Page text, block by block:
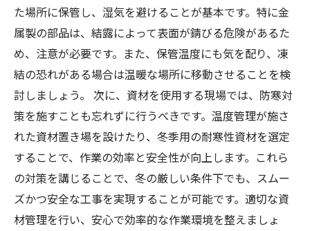
た場所に保管し、湿気を避けることが基本です。特に金
属製の部品は、結露によって表面が錆びる危険があるた
め、注意が必要です。また、保管温度にも気を配り、凍
結の恐れがある場合は温暖な場所に移動させることを検
討しましょう。 次に、資材を使用する現場では、防寒対
策を施すことも忘れずに行うべきです。温度管理が施さ
れた資材置き場を設けたり、冬季用の耐寒性資材を選定
することで、作業の効率と安全性が向上します。これら
の対策を講じることで、冬の厳しい条件下でも、スムー
ズかつ安全な工事を実現することが可能です。適切な資
材管理を行い、安心で効率的な作業環境を整えましょ